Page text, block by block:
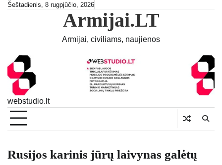
SkipŠeštadienis, 8 rugpjūčio, 2026
Armijai.LT
Armijai, civiliams, naujienos
webstudio.lt
Rusijos karinis jūrų laivynas galėtų